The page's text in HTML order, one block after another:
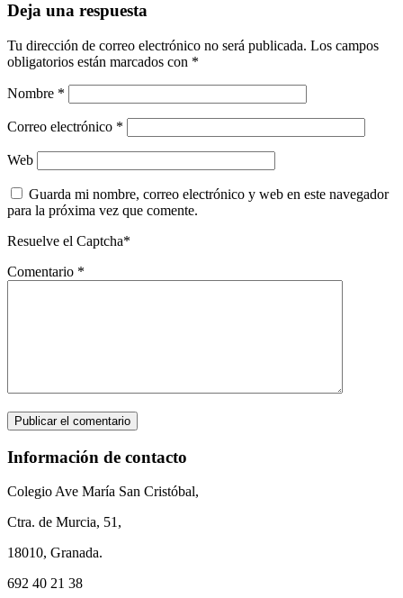
Deja una respuesta
Tu dirección de correo electrónico no será publicada. Los campos
obligatorios están marcados con *
Nombre *
Correo electrónico *
Web
Guarda mi nombre, correo electrónico y web en este navegador
para la próxima vez que comente.
Resuelve el Captcha*
Comentario *
Información de contacto
Colegio Ave María San Cristóbal,
Ctra. de Murcia, 51,
18010, Granada.
692 40 21 38